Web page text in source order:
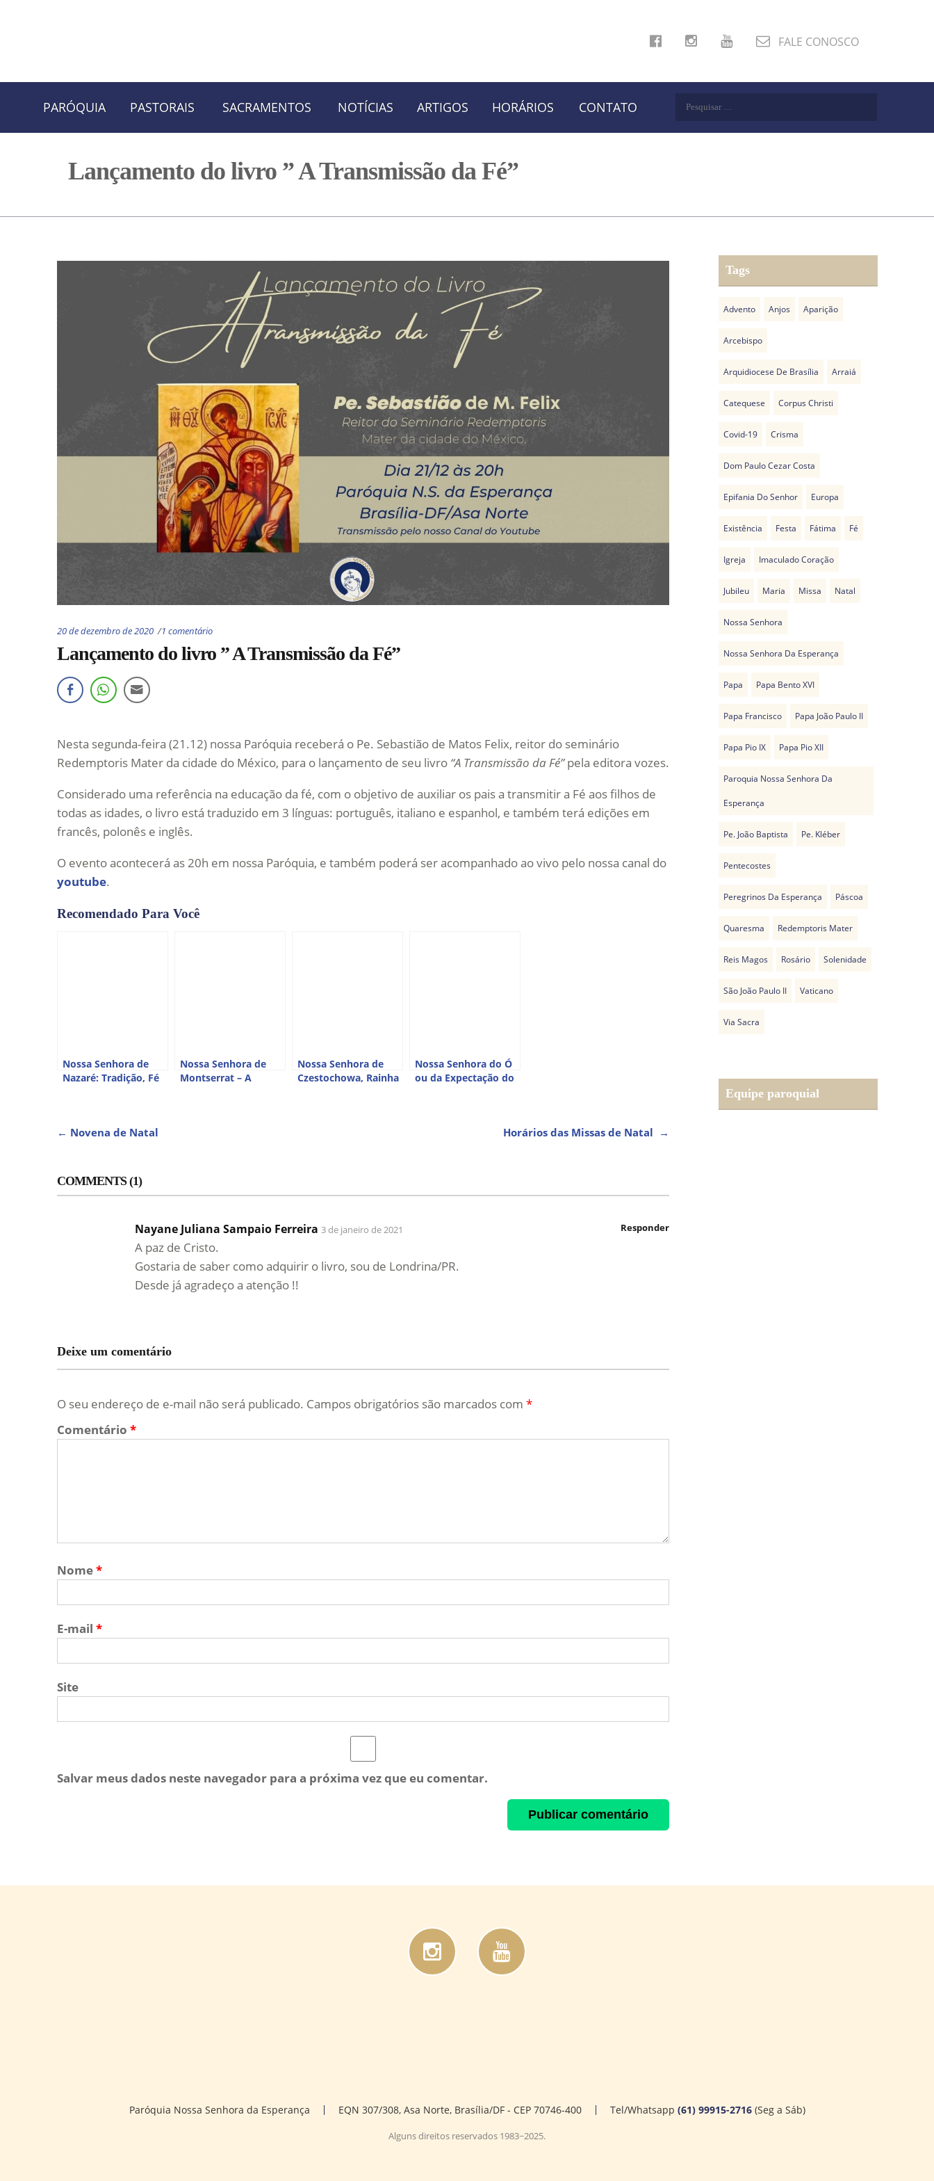
FALE CONOSCO
to
to
PARÓQUIA PASTORAIS SACRAMENTOS NOTÍCIAS ARTIGOS HORÁRIOS CONTATO
Pesquisar
Lançamento do livro ” A Transmissão da Fé”
20 de dezembro de 2020 1 comentário
Lançamento do livro ” A Transmissão da Fé”
Nesta segunda-feira (21.12) nossa Paróquia receberá o Pe. Sebastião de Matos Felix, reitor do seminário
Redemptoris Mater da cidade do México, para o lançamento de seu livro“A Transmissão da Fé”pela editora vozes.
Considerado uma referência na educação da fé, com o objetivo de auxiliar os pais a transmitir a Fé aos filhos de
todas as idades, o livro está traduzido em 3 línguas: português, italiano e espanhol, e também terá edições em
francês, polonês e inglês.
O evento acontecerá as 20h em nossa Paróquia, e também poderá ser acompanhado ao vivo pelo nossa canal do
youtube.
Recomendado Para Você
Nossa Senhora de
Nazaré: Tradição, Fé
Nossa Senhora de
Montserrat – A
Nossa Senhora de
Czestochowa, Rainha
Nossa Senhora do Ó
ou da Expectação do
NAVEGAÇÃO
POST
← Novena de Natal Horários das Missas de Natal →
COMMENTS (1)
Nayane Juliana Sampaio Ferreira 3 de janeiro de 2021
A paz de Cristo.
Gostaria de saber como adquirir o livro, sou de Londrina/PR.
Desde já agradeço a atenção !!
Responder
Deixe um comentário
O seu endereço de e-mail não será publicado. Campos obrigatórios são marcados com *
Comentário *
Nome*
E-mail *
Site
Salvar meus dados neste navegador para a próxima vez que eu comentar.
Tags
Advento Anjos Aparição
Arcebispo
Arquidiocese De Brasília Arraiá
Catequese Corpus Christi
Covid-19 Crisma
Dom Paulo Cezar Costa
Epifania Do Senhor Europa
Existência Festa Fátima Fé
Igreja Imaculado Coração
Jubileu Maria Missa Natal
Nossa Senhora
Nossa Senhora Da Esperança
Papa Papa Bento XVI
Papa Francisco Papa João Paulo II
Papa Pio IX Papa Pio XII
Paroquia Nossa Senhora Da
Esperança
Pe. João Baptista Pe. Kléber
Pentecostes
Peregrinos Da Esperança Páscoa
Quaresma Redemptoris Mater
Reis Magos Rosário Solenidade
São João Paulo II Vaticano
Via Sacra
Equipe paroquial
Paróquia Nossa Senhora da Esperança EQN 307/308, Asa Norte, Brasília/DF - CEP 70746-400 Tel/Whatsapp (61) 99915-2716(Seg a Sáb)
Alguns direitos reservados 1983~2025.